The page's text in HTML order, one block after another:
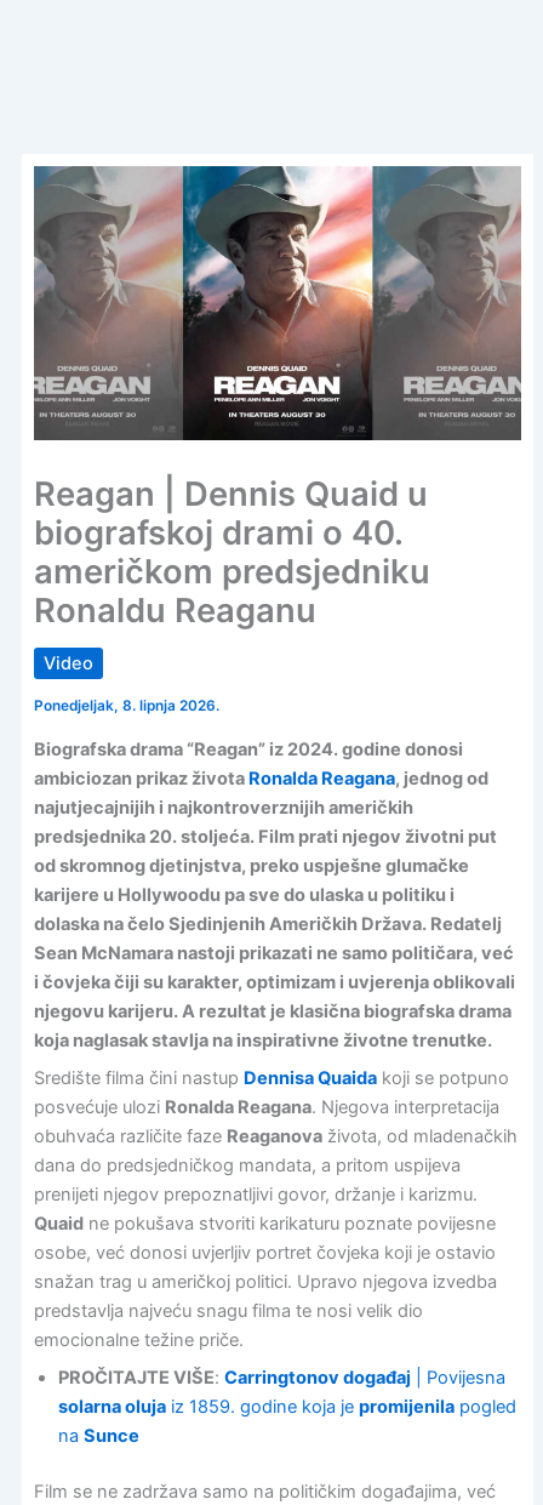
Reagan | Dennis Quaid u
biografskoj drami o 40.
američkom predsjedniku
Ronaldu Reaganu
Video
Ponedjeljak, 8. lipnja 2026.
Biografska drama “Reagan” iz 2024. godine donosi
ambiciozan prikaz života Ronalda Reagana, jednog od
najutjecajnijih i najkontroverznijih američkih
predsjednika 20. stoljeća. Film prati njegov životni put
od skromnog djetinjstva, preko uspješne glumačke
karijere u Hollywoodu pa sve do ulaska u politiku i
dolaska na čelo Sjedinjenih Američkih Država. Redatelj
Sean McNamara nastoji prikazati ne samo političara, već
i čovjeka čiji su karakter, optimizam i uvjerenja oblikovali
njegovu karijeru. A rezultat je klasična biografska drama
koja naglasak stavlja na inspirativne životne trenutke.
Središte filma čini nastup Dennisa Quaidakoji se potpuno
posvećuje ulozi Ronalda Reagana. Njegova interpretacija
obuhvaća različite faze Reaganovaživota, od mladenačkih
dana do predsjedničkog mandata, a pritom uspijeva
prenijeti njegov prepoznatljivi govor, držanje i karizmu.
Quaidne pokušava stvoriti karikaturu poznate povijesne
osobe, već donosi uvjerljiv portret čovjeka koji je ostavio
snažan trag u američkoj politici. Upravo njegova izvedba
predstavlja najveću snagu filma te nosi velik dio
emocionalne težine priče.
PROČITAJTE VIŠE: Carringtonov događaj | Povijesna
solarna olujaiz 1859. godine koja je promijenilapogled
na Sunce
Film se ne zadržava samo na političkim događajima, već